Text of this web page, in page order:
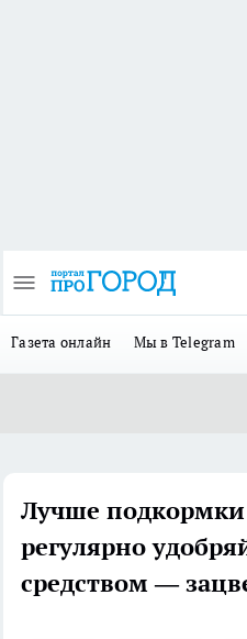
Газета онлайн Мы в Telegram
Лучше
регулярно
средством —